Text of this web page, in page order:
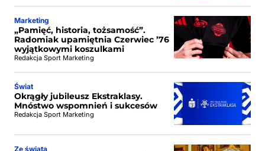
Marketing
„Pamięć, historia, tożsamość”.
Radomiak upamiętnia Czerwiec ’76
wyjątkowymi koszulkami
Redakcja Sport Marketing
Świat
Okrągły jubileusz Ekstraklasy.
Mnóstwo wspomnień i sukcesów
Redakcja Sport Marketing
Ze świata